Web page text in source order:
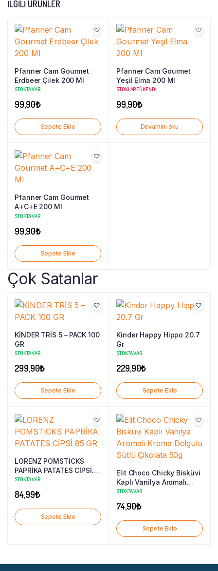
İLGILI ÜRÜNLER
Pfanner Cam Gourmet
Erdbeer Çilek 200 Ml
STOKTA VAR
99,90₺
Sepete Ekle
Pfanner Cam Gourmet
Yeşil Elma 200 Ml
STOKLAR TÜKENDI
99,90₺
Devamını oku
Pfanner Cam Gourmet
A+C+E 200 Ml
STOKTA VAR
99,90₺
Sepete Ekle
Çok Satanlar
KİNDER TRİS 5 – PACK 100
GR
STOKTA VAR
299,90₺
Sepete Ekle
Kinder Happy Hippo 20.7
Gr
STOKTA VAR
229,90₺
Sepete Ekle
LORENZ POMSTICKS
PAPRİKA PATATES CİPSİ
85 GR
STOKTA VAR
84,99₺
Sepete Ekle
Elit Choco Chicky Bisküvi
Kaplı Vanilya Aromalı
Krema Dolgulu Sütlü
STOKTA VAR
74,90₺
Sepete Ekle